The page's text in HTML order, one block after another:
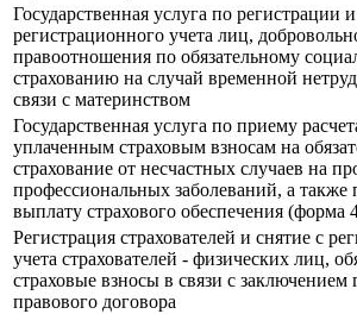
Государственная услуга по регистрации
регистрационного учета лиц,
правоотношения по обязательному
страхованию на случай временной
связи с материнством
Государственная услуга по приему
уплаченным страховым взносам на
страхование от несчастных случаев на
профессиональных заболеваний, а также
выплату страхового обеспечения
Регистрация страхователей и снятие с
учета страхователей - физических лиц,
страховые взносы в связи с заключением
правового договора